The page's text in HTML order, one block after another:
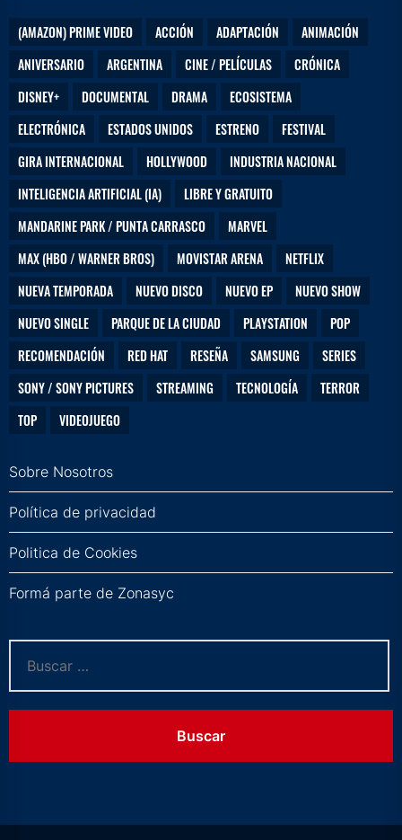
(AMAZON) PRIME VIDEO ACCIÓN ADAPTACIÓN
ANIMACIÓN
ANIVERSARIO
ARGENTINA CINE / PELÍCULAS
CRÓNICA
DISNEY+
DOCUMENTAL DRAMA
ECOSISTEMA
ELECTRÓNICA
ESTADOS UNIDOS ESTRENO
FESTIVAL
GIRA INTERNACIONAL
HOLLYWOOD
INDUSTRIA NACIONAL
INTELIGENCIA ARTIFICIAL (IA)
LIBRE Y GRATUITO
MANDARINE PARK / PUNTA CARRASCO
MARVEL
MAX (HBO / WARNER BROS)
MOVISTAR ARENA
NETFLIX
NUEVA TEMPORADA
NUEVO DISCO NUEVO EP
NUEVO SHOW
NUEVO SINGLE
PARQUE DE LA CIUDAD PLAYSTATION
POP
RECOMENDACIÓN
RED HAT RESEÑA SAMSUNG
SERIES
SONY / SONY PICTURES
STREAMING TECNOLOGÍA
TERROR
TOP
VIDEOJUEGO
Sobre Nosotros
Política de privacidad
Politica de Cookies
Formá parte de Zonasyc